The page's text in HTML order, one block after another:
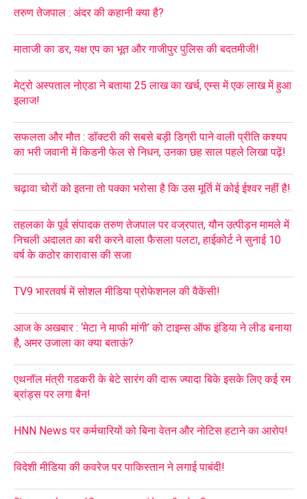
तरुण तेजपाल : अंदर की कहानी क्या है?
माताजी का डर, यक्ष एप का भूत और गाजीपुर पुलिस की बदतमीजी!
मेट्रो अस्पताल नोएडा ने बताया 25 लाख का खर्च, एम्स में एक लाख में हुआ
इलाज!
सफलता और मौत : डॉक्टरी की सबसे बड़ी डिग्री पाने वाली प्रीति कश्यप
का भरी जवानी में किडनी फेल से निधन, उनका छह साल पहले लिखा पढ़ें!
चढ़ावा चोरों को इतना तो पक्का भरोसा है कि उस मूर्ति में कोई ईश्वर नहीं है!
तहलका के पूर्व संपादक तरुण तेजपाल पर वज्रपात, यौन उत्पीड़न मामले में
निचली अदालत का बरी करने वाला फैसला पलटा, हाईकोर्ट ने सुनाई 10
वर्ष के कठोर कारावास की सजा
TV9 भारतवर्ष में सोशल मीडिया प्रोफेशनल की वैकेंसी!
आज के अखबार : ‘मेटा ने माफी मांगी’ को टाइम्स ऑफ इंडिया ने लीड बनाया
है, अमर उजाला का क्या बताऊं?
एथनॉल मंत्री गडकरी के बेटे सारंग की दारू ज्यादा बिके इसके लिए कई रम
ब्रांड्स पर लगा बैन!
HNN News पर कर्मचारियों को बिना वेतन और नोटिस हटाने का आरोप!
विदेशी मीडिया की कवरेज पर पाकिस्तान ने लगाई पाबंदी!